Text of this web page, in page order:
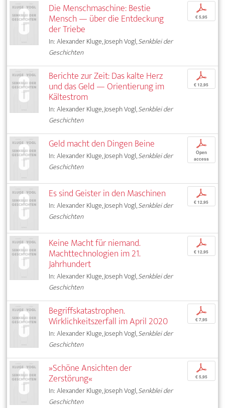
Die Menschmaschine: Bestie
Mensch — über die Entdeckung
der Triebe
In: Alexander Kluge, Joseph Vogl,Senkblei der
Geschichten
p
€ 5,95
Berichte zur Zeit: Das kalte Herz
und das Geld — Orientierung im
Kältestrom
In: Alexander Kluge, Joseph Vogl,Senkblei der
Geschichten
p
€ 12,95
Geld macht den Dingen Beine
In: Alexander Kluge, Joseph Vogl,Senkblei der
Geschichten
p
Open
access
Es sind Geister in den Maschinen
In: Alexander Kluge, Joseph Vogl,Senkblei der
Geschichten
p
€ 12,95
Keine Macht für niemand.
Machttechnologien im 21.
Jahrhundert
In: Alexander Kluge, Joseph Vogl,Senkblei der
Geschichten
p
€ 12,95
Begriffskatastrophen.
Wirklichkeitszerfall im April 2020
In: Alexander Kluge, Joseph Vogl,Senkblei der
Geschichten
p
€ 7,95
»Schöne Ansichten der
Zerstörung«
In: Alexander Kluge, Joseph Vogl,Senkblei der
Geschichten
p
€ 5,95